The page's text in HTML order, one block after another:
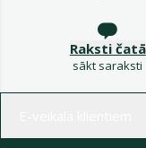
Raksti čatā
sākt saraksti